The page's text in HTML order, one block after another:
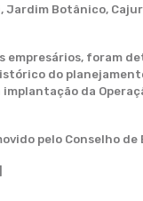
Jardim Botânico,
empresários, foram
do
da
pelo Conselho